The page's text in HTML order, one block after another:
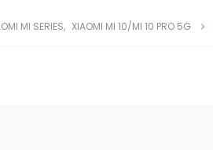
MI SERIES, XIAOMI MI 10/MI 10 PRO 5G